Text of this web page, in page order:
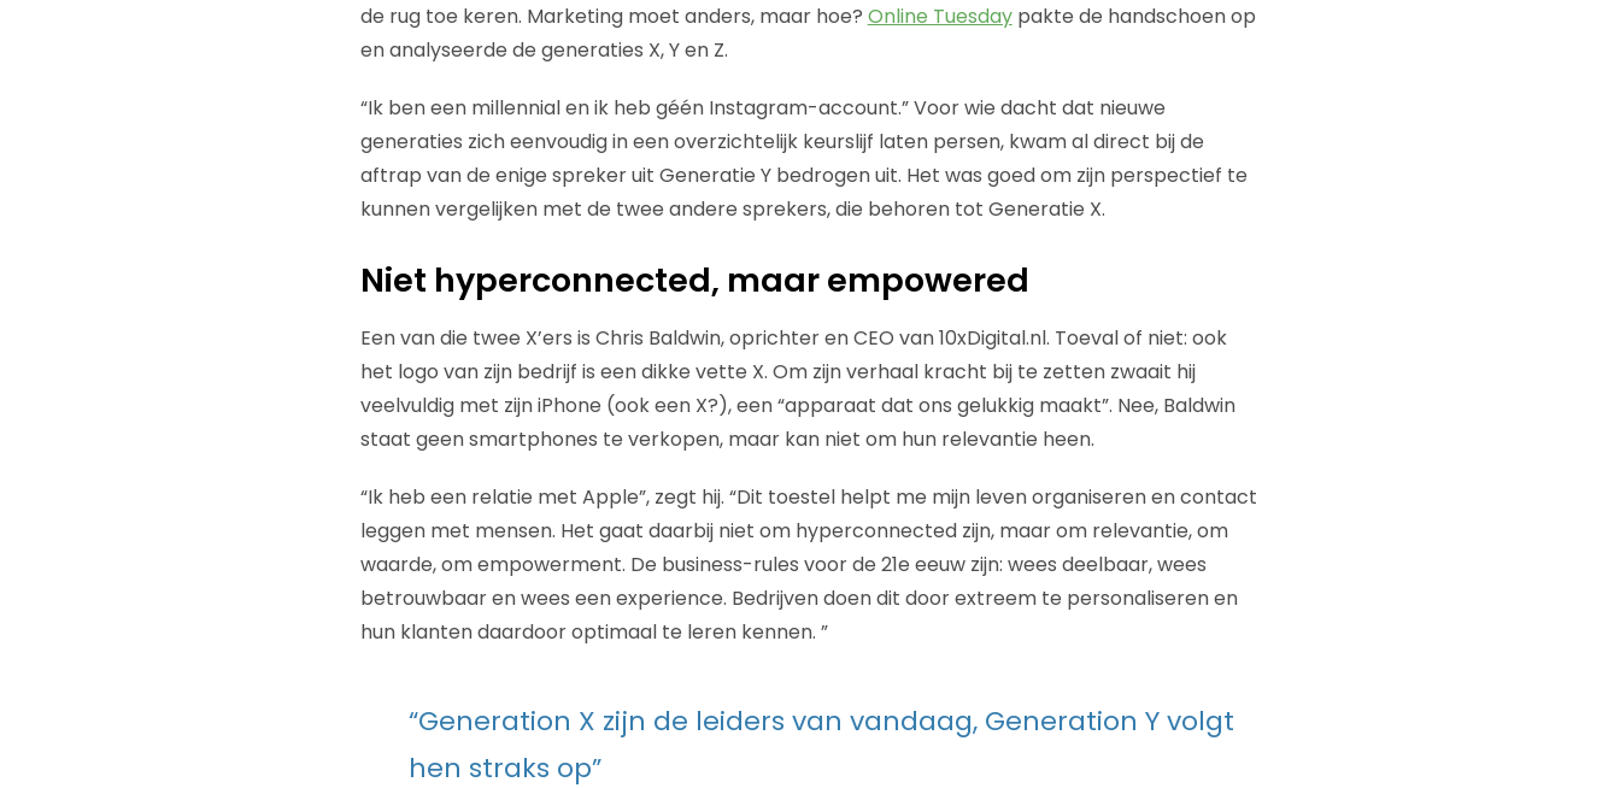
de rug toe keren. Marketing moet anders, maar hoe? Online Tuesdaypakte de handschoen op
en analyseerde de generaties X, Y en Z.
“Ik ben een millennial en ik heb géén Instagram-account.” Voor wie dacht dat nieuwe
generaties zich eenvoudig in een overzichtelijk keurslijf laten persen, kwam al direct bij de
aftrap van de enige spreker uit Generatie Y bedrogen uit. Het was goed om zijn perspectief te
kunnen vergelijken met de twee andere sprekers, die behoren tot Generatie X.
Niet hyperconnected, maar empowered
Een van die twee X’ers is Chris Baldwin, oprichter en CEO van 10xDigital.nl. Toeval of niet: ook
het logo van zijn bedrijf is een dikke vette X. Om zijn verhaal kracht bij te zetten zwaait hij
veelvuldig met zijn iPhone (ook een X?), een “apparaat dat ons gelukkig maakt”. Nee, Baldwin
staat geen smartphones te verkopen, maar kan niet om hun relevantie heen.
“Ik heb een relatie met Apple”, zegt hij. “Dit toestel helpt me mijn leven organiseren en contact
leggen met mensen. Het gaat daarbij niet om hyperconnected zijn, maar om relevantie, om
waarde, om empowerment. De business-rules voor de 21e eeuw zijn: wees deelbaar, wees
betrouwbaar en wees een experience. Bedrijven doen dit door extreem te personaliseren en
hun klanten daardoor optimaal te leren kennen. ”
“Generation X zijn de leiders van vandaag, Generation Y volgt
hen straks op”